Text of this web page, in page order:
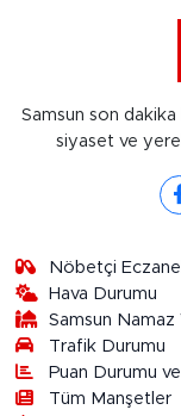
Samsun son
siyaset ve
Nöbetçi
Hava Durumu
Samsun Namaz
Trafik Durumu
Puan Durumu
Tüm Manşetler